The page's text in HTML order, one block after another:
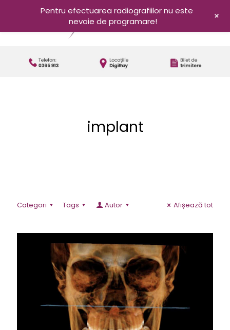
implant
Categori Tags Autor Afișează tot
Pentru efectuarea radiografiilor nu este
nevoie de programare!
+